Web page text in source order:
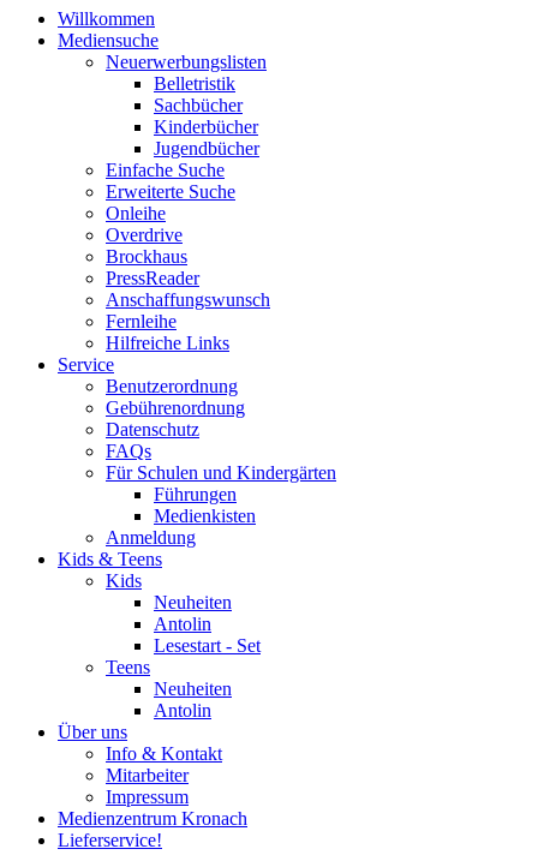
Willkommen
Mediensuche
Neuerwerbungslisten
Belletristik
Sachbücher
Kinderbücher
Jugendbücher
Einfache Suche
Erweiterte Suche
Onleihe
Overdrive
Brockhaus
PressReader
Anschaffungswunsch
Fernleihe
Hilfreiche Links
Service
Benutzerordnung
Gebührenordnung
Datenschutz
FAQs
Für Schulen und Kindergärten
Führungen
Medienkisten
Anmeldung
Kids & Teens
Kids
Neuheiten
Antolin
Lesestart - Set
Teens
Neuheiten
Antolin
Über uns
Info & Kontakt
Mitarbeiter
Impressum
Medienzentrum Kronach
Lieferservice!